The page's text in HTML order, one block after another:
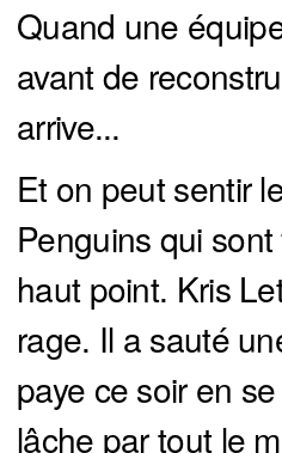
Quand une
avant de
arrive...
Et on peut sentir
Penguins qui
haut point. Kris
rage. Il a sauté
paye ce soir en
lâche par tout le